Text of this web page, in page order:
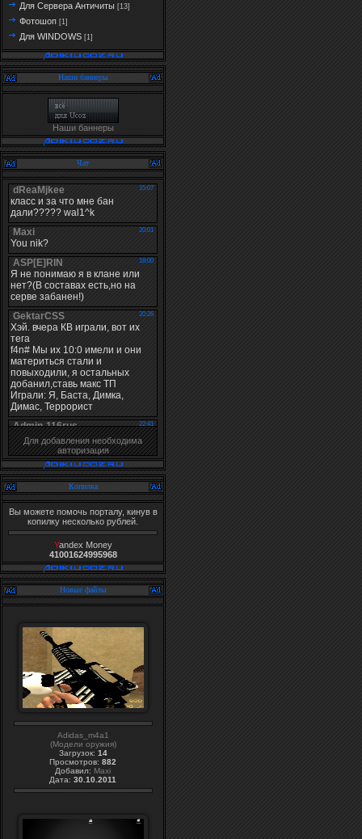
Для Сервера Античиты [13]
Фотошоп [1]
Для WINDOWS [1]
Наши баннеры
Наши баннеры
Чат
Для добавления необходима
авторизация
Копилка
Вы можете помочь порталу, кинув в
копилку несколько рублей.
Yandex Money
41001624995968
Новые файлы
Adidas_m4a1
(Модели оружия)
Загрузок: 14
Просмотров: 882
Добавил: Maxi
Дата: 30.10.2011